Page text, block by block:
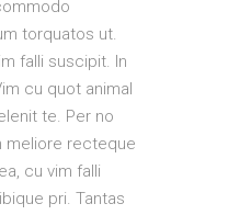
torquatos ut.
falli suscipit. In
cu quot animal
te. Per no
meliore recteque
cu vim falli
pri. Tantas